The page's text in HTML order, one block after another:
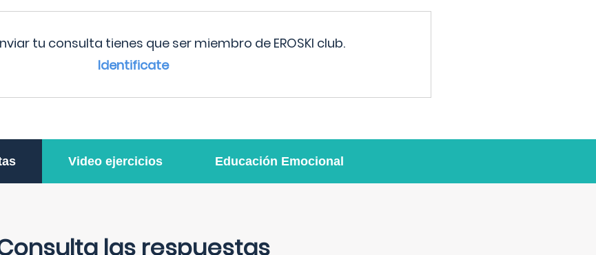
tu consulta tienes que ser miembro de EROSKI club.
Identificate
Video ejercicios Educación Emocional
las respuestas